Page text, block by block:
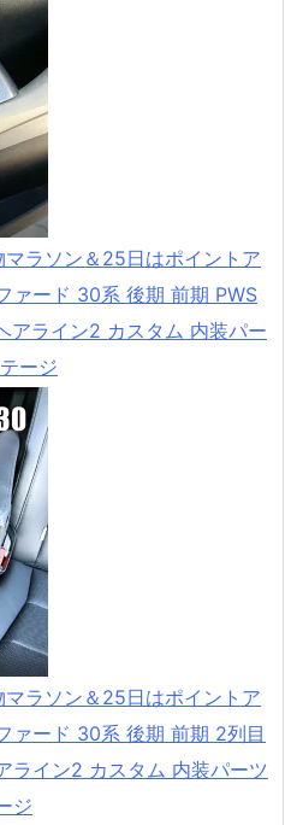
ラソン＆25日はポイントア
ァード 30系 後期 前期 PWS
アライン2 カスタム 内装パー
ージ
ラソン＆25日はポイントア
ァード 30系 後期 前期 2列目
ライン2 カスタム 内装パーツ
ジ